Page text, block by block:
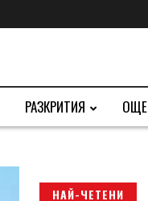
РАЗКРИТИЯ ОЩЕ
НАЙ-ЧЕТЕНИ